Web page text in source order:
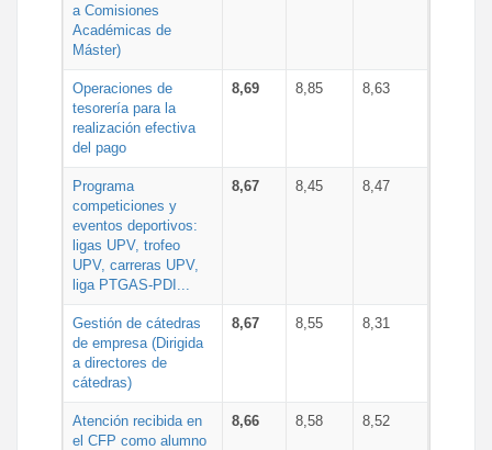
a Comisiones
Académicas de
Máster)
Operaciones de
tesorería para la
realización efectiva
del pago
8,69 8,85 8,63
Programa
competiciones y
eventos deportivos:
ligas UPV, trofeo
UPV, carreras UPV,
liga PTGAS-PDI...
8,67 8,45 8,47
Gestión de cátedras
de empresa (Dirigida
a directores de
cátedras)
8,67 8,55 8,31
Atención recibida en
el CFP como alumno
8,66 8,58 8,52